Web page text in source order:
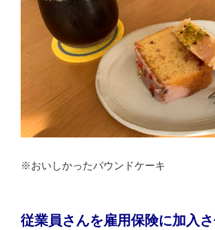
※おいしかったパウンドケーキ
従業員さんを雇用保険に加入